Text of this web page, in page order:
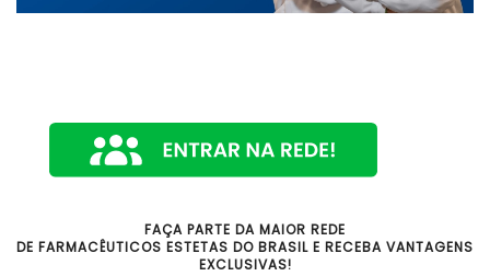
FAÇA PARTE DA MAIOR REDE
DE FARMACÊUTICOS ESTETAS DO BRASIL E RECEBA VANTAGENS
EXCLUSIVAS!